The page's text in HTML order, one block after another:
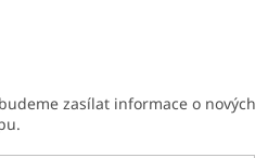
zasílat informace o nových